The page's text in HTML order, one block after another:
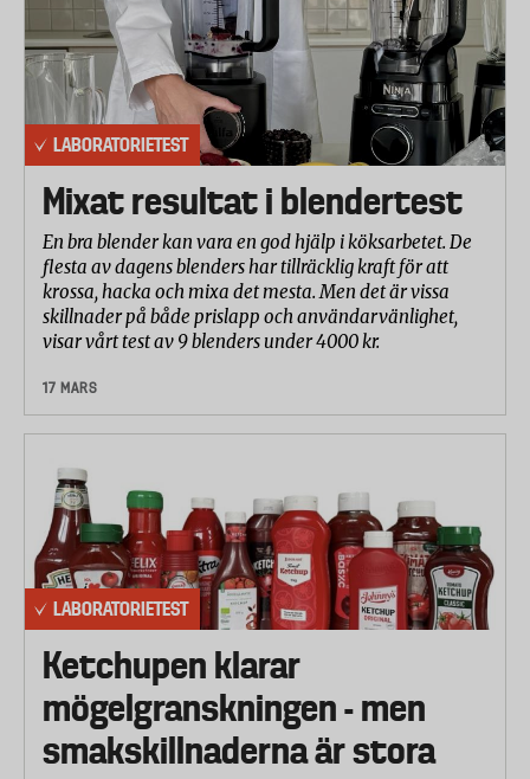
LABORATORIETEST
Mixat resultat i blendertest
En bra blender kan vara en god hjälp i köksarbetet. De
flesta av dagens blenders har tillräcklig kraft för att
krossa, hacka och mixa det mesta. Men det är vissa
skillnader på både prislapp och användarvänlighet,
visar vårt test av 9 blenders under 4000 kr.
17 MARS
LABORATORIETEST
Ketchupen klarar
mögelgranskningen - men
smakskillnaderna är stora